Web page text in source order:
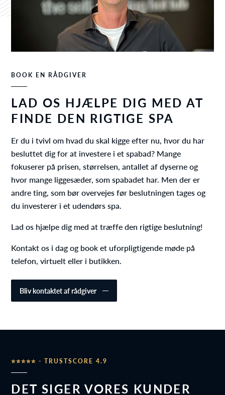
BOOK EN RÅDGIVER
LAD OS HJÆLPE DIG MED AT
FINDE DEN RIGTIGE SPA
Er du i tvivl om hvad du skal kigge efter nu, hvor du har
besluttet dig for at investere i et spabad? Mange
fokuserer på prisen, størrelsen, antallet af dyserne og
hvor mange liggesæder, som spabadet har. Men der er
andre ting, som bør overvejes før beslutningen tages og
du investerer i et udendørs spa.
Lad os hjælpe dig med at træffe den rigtige beslutning!
Kontakt os i dag og book et uforpligtigende møde på
telefon, virtuelt eller i butikken.
Bliv kontaktet af rådgiver
⭐⭐⭐⭐⭐ - TRUSTSCORE 4.9
DET SIGER VORES KUNDER